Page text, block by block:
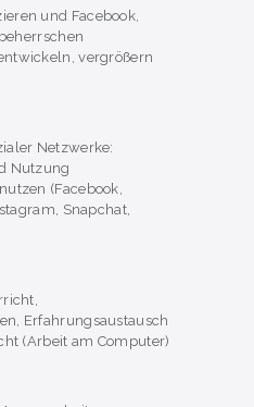
und Facebook,
vergrößern
Netzwerke:
Nutzung
(Facebook,
Snapchat,
Erfahrungsaustausch
(Arbeit am Computer)